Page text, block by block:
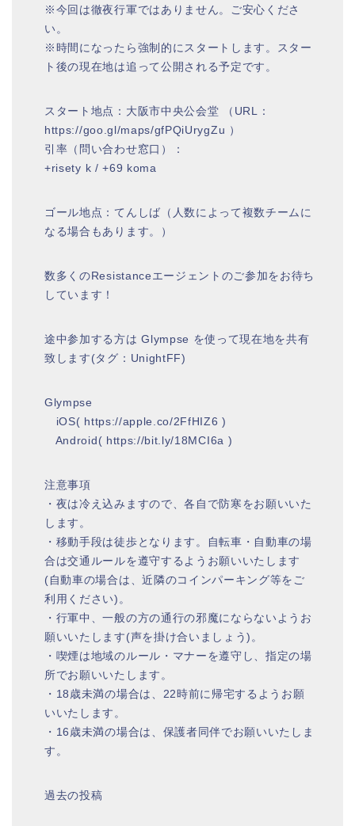
※今回は徹夜行軍ではありません。ご安心くださ
い。
※時間になったら強制的にスタートします。スター
ト後の現在地は追って公開される予定です。
スタート地点：大阪市中央公会堂 （URL：
https://goo.gl/maps/gfPQiUrygZu ）
引率（問い合わせ窓口）：
+risety k / +69 koma
ゴール地点：てんしば（人数によって複数チームに
なる場合もあります。）
数多くのResistanceエージェントのご参加をお待ち
しています！
途中参加する方は Glympse を使って現在地を共有
致します(タグ：UnightFF)
Glympse
iOS( https://apple.co/2FfHIZ6 )
Android( https://bit.ly/18MCI6a )
注意事項
・夜は冷え込みますので、各自で防寒をお願いいた
します。
・移動手段は徒歩となります。自転車・自動車の場
合は交通ルールを遵守するようお願いいたします
(自動車の場合は、近隣のコインパーキング等をご
利用ください)。
・行軍中、一般の方の通行の邪魔にならないようお
願いいたします(声を掛け合いましょう)。
・喫煙は地域のルール・マナーを遵守し、指定の場
所でお願いいたします。
・18歳未満の場合は、22時前に帰宅するようお願
いいたします。
・16歳未満の場合は、保護者同伴でお願いいたしま
す。
過去の投稿